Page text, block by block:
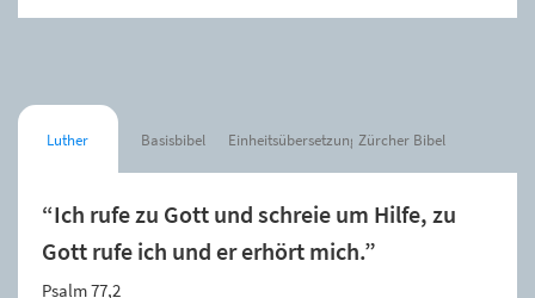
Luther Basisbibel Einheitsübersetzung Zürcher Bibel
“Ich rufe zu Gott und schreie um Hilfe, zu
Gott rufe ich und er erhört mich.”
Psalm 77,2